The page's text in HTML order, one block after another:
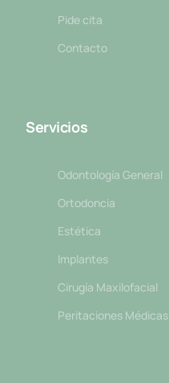
Pide cita
Contacto
Servicios
Odontología General
Ortodoncia
Estética
Implantes
Cirugía Maxilofacial
Peritaciones Médicas